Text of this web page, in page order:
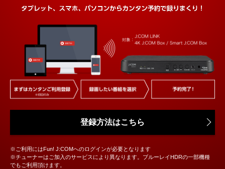
登録方法はこちら
※ご利用にはFun! J:COMへのログインが必要となります
※チューナーはご加入のサービスにより異なります。ブルーレイHDRの一部機種
でもご利用頂けます。